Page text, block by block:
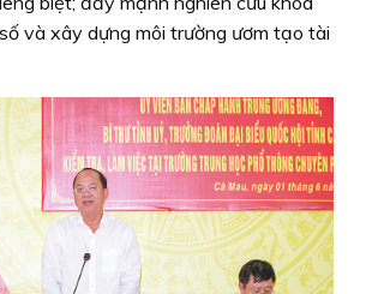
và xây dựng môi trường ươm tạo tài